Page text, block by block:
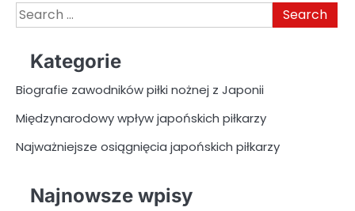
Search
for:
Kategorie
Biografie zawodników piłki nożnej z Japonii
Międzynarodowy wpływ japońskich piłkarzy
Najważniejsze osiągnięcia japońskich piłkarzy
Najnowsze wpisy